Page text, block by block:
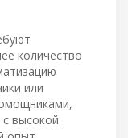
количество
или
высокой